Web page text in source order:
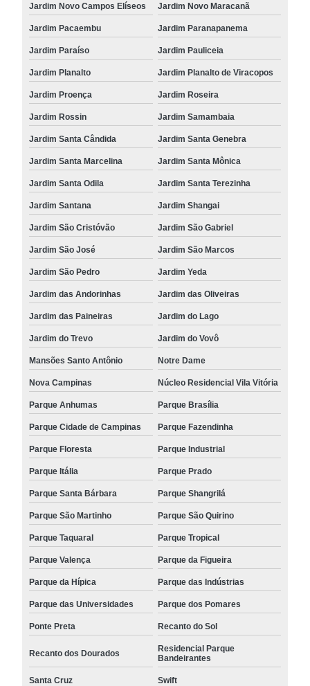
Jardim Novo Campos Elíseos Jardim Novo Maracanã
Jardim Pacaembu Jardim Paranapanema
Jardim Paraíso Jardim Pauliceia
Jardim Planalto Jardim Planalto de Viracopos
Jardim Proença Jardim Roseira
Jardim Rossin Jardim Samambaia
Jardim Santa Cândida Jardim Santa Genebra
Jardim Santa Marcelina Jardim Santa Mônica
Jardim Santa Odila Jardim Santa Terezinha
Jardim Santana Jardim Shangai
Jardim São Cristóvão Jardim São Gabriel
Jardim São José Jardim São Marcos
Jardim São Pedro Jardim Yeda
Jardim das Andorinhas Jardim das Oliveiras
Jardim das Paineiras Jardim do Lago
Jardim do Trevo Jardim do Vovô
Mansões Santo Antônio Notre Dame
Nova Campinas Núcleo Residencial Vila Vitória
Parque Anhumas Parque Brasília
Parque Cidade de Campinas Parque Fazendinha
Parque Floresta Parque Industrial
Parque Itália Parque Prado
Parque Santa Bárbara Parque Shangrilá
Parque São Martinho Parque São Quirino
Parque Taquaral Parque Tropical
Parque Valença Parque da Figueira
Parque da Hípica Parque das Indústrias
Parque das Universidades Parque dos Pomares
Ponte Preta Recanto do Sol
Recanto dos Dourados
Residencial Parque
Bandeirantes
Santa Cruz Swift